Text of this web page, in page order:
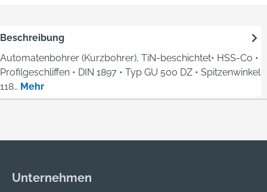
Beschreibung
Automatenbohrer (Kurzbohrer), TiN-beschichtet• HSS-Co •
Profilgeschliffen • DIN 1897 • Typ GU 500 DZ • Spitzenwinkel
118… Mehr
Unternehmen